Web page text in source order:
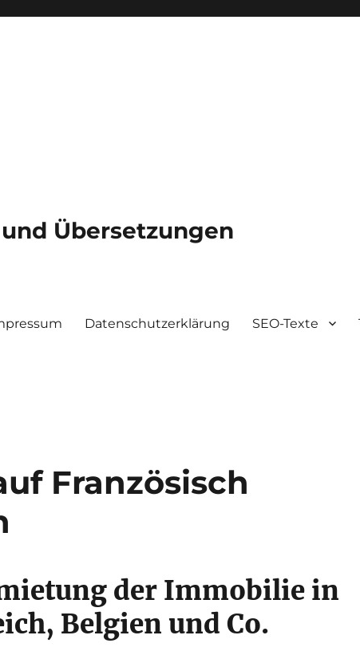
Übersetzungen
Datenschutzerklärung SEO-Texte
Französisch
der Immobilie in
Belgien und Co.